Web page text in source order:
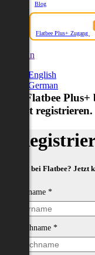
Blog
Flatbee Plus+ Zugang
German
English
German
Um Flatbee
zuerst registrieren.
Neu bei Flatbee?
Vorname *
Nachname *